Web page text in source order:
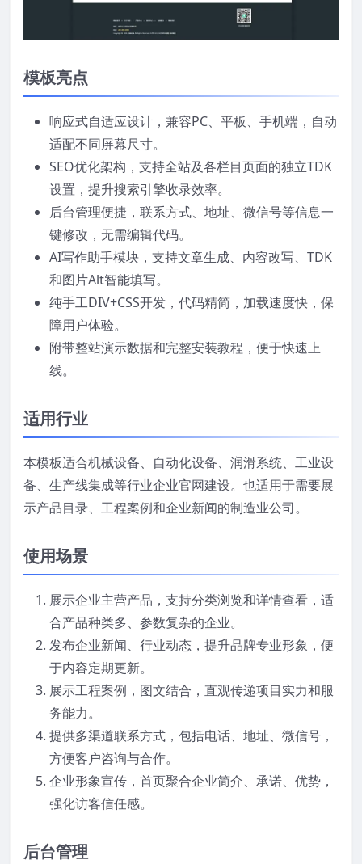
模板亮点
响应式自适应设计，兼容PC、平板、手机端，自动
适配不同屏幕尺寸。
SEO优化架构，支持全站及各栏目页面的独立TDK
设置，提升搜索引擎收录效率。
后台管理便捷，联系方式、地址、微信号等信息一
键修改，无需编辑代码。
AI写作助手模块，支持文章生成、内容改写、TDK
和图片Alt智能填写。
纯手工DIV+CSS开发，代码精简，加载速度快，保
障用户体验。
附带整站演示数据和完整安装教程，便于快速上
线。
适用行业
本模板适合机械设备、自动化设备、润滑系统、工业设
备、生产线集成等行业企业官网建设。也适用于需要展
示产品目录、工程案例和企业新闻的制造业公司。
使用场景
展示企业主营产品，支持分类浏览和详情查看，适
合产品种类多、参数复杂的企业。
发布企业新闻、行业动态，提升品牌专业形象，便
于内容定期更新。
展示工程案例，图文结合，直观传递项目实力和服
务能力。
提供多渠道联系方式，包括电话、地址、微信号，
方便客户咨询与合作。
企业形象宣传，首页聚合企业简介、承诺、优势，
强化访客信任感。
后台管理